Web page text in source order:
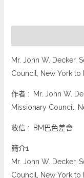
Mr. John W. Decker,
Council, New York to
作者 : Mr. John W.
Missionary Council,
收信 : BM巴色差會
簡介1
Mr. John W. Decker,
Council, New York to